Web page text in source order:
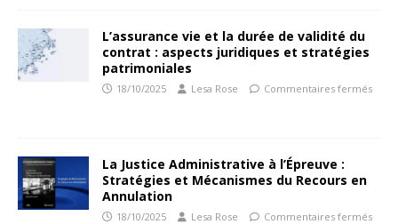
L’assurance vie et la durée de validité du
contrat : aspects juridiques et stratégies
patrimoniales
18/10/2025 Lesa Rose Commentaires fermés
La Justice Administrative à l’Épreuve :
Stratégies et Mécanismes du Recours en
Annulation
18/10/2025 Lesa Rose Commentaires fermés